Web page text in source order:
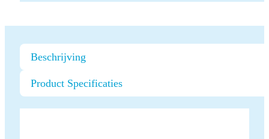
Beschrijving
Product Specificaties